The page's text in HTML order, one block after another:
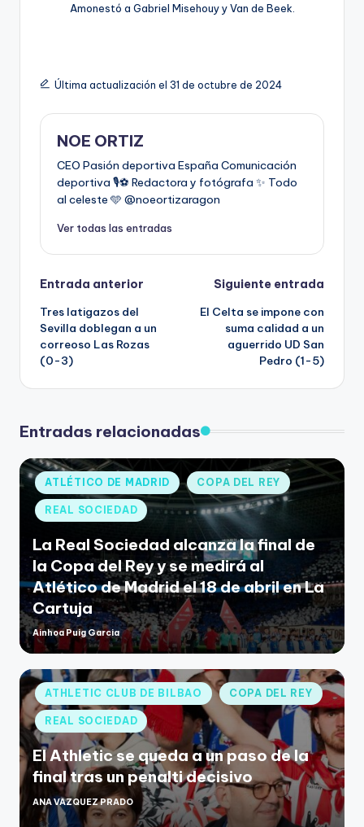
Amonestó a Gabriel Misehouy y Van de Beek.
Última actualización el 31 de octubre de 2024
NOE ORTIZ
CEO Pasión deportiva España Comunicación
deportiva 🎙️⚽️ Redactora y fotógrafa ✨ Todo
al celeste 🩵 @noeortizaragon
Ver todas las entradas
Entrada anterior
Tres latigazos del
Sevilla doblegan a un
correoso Las Rozas
(0-3)
Siguiente entrada
El Celta se impone con
suma calidad a un
aguerrido UD San
Pedro (1-5)
Entradas relacionadas
ATLÉTICO DE MADRID COPA DEL REY
REAL SOCIEDAD
La Real Sociedad alcanza la final de
la Copa del Rey y se medirá al
Atlético de Madrid el 18 de abril en La
Cartuja
Ainhoa Puig Garcia
ATHLETIC CLUB DE BILBAO COPA DEL REY
REAL SOCIEDAD
El Athletic se queda a un paso de la
final tras un penalti decisivo
ANA VAZQUEZ PRADO